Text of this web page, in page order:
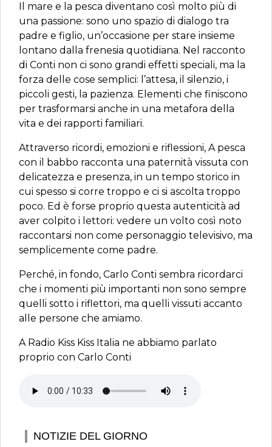
Il mare e la pesca diventano così molto più di
una passione: sono uno spazio di dialogo tra
padre e figlio, un’occasione per stare insieme
lontano dalla frenesia quotidiana. Nel racconto
di Conti non ci sono grandi effetti speciali, ma la
forza delle cose semplici: l’attesa, il silenzio, i
piccoli gesti, la pazienza. Elementi che finiscono
per trasformarsi anche in una metafora della
vita e dei rapporti familiari.
Attraverso ricordi, emozioni e riflessioni, A pesca
con il babbo racconta una paternità vissuta con
delicatezza e presenza, in un tempo storico in
cui spesso si corre troppo e ci si ascolta troppo
poco. Ed è forse proprio questa autenticità ad
aver colpito i lettori: vedere un volto così noto
raccontarsi non come personaggio televisivo, ma
semplicemente come padre.
Perché, in fondo, Carlo Conti sembra ricordarci
che i momenti più importanti non sono sempre
quelli sotto i riflettori, ma quelli vissuti accanto
alle persone che amiamo.
A Radio Kiss Kiss Italia ne abbiamo parlato
proprio con Carlo Conti
NOTIZIE DEL GIORNO